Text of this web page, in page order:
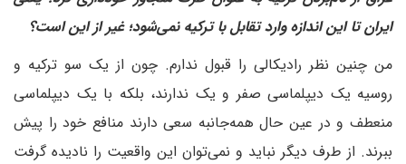
ایران تا این اندازه وارد تقابل با ترکیه نمی‌شود؛ غیر از این است؟
من چنین نظر رادیکالی را قبول ندارم. چون از یک سو ترکیه و
روسیه یک دیپلماسی صفر و یک ندارند، بلکه با یک دیپلماسی
منعطف و در عین حال همه‌جانبه سعی دارند منافع خود را پیش
ببرند. از طرف دیگر نباید و نمی‌توان این واقعیت را نادیده گرفت